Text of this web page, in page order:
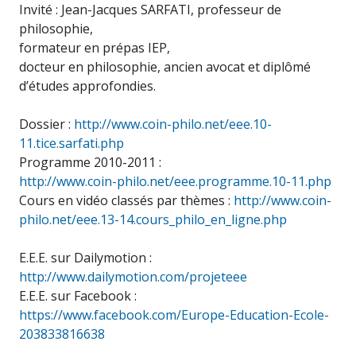
Invité : Jean-Jacques SARFATI, professeur de
philosophie,
formateur en prépas IEP,
docteur en philosophie, ancien avocat et diplômé
d’études approfondies.
Dossier : http://www.coin-philo.net/eee.10-
11.tice.sarfati.php
Programme 2010-2011 :
http://www.coin-philo.net/eee.programme.10-11.php
Cours en vidéo classés par thèmes : http://www.coin-
philo.net/eee.13-14.cours_philo_en_ligne.php
E.E.E. sur Dailymotion :
http://www.dailymotion.com/projeteee
E.E.E. sur Facebook :
https://www.facebook.com/Europe-Education-Ecole-
203833816638